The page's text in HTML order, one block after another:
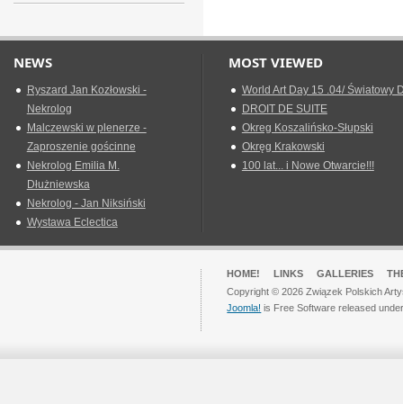
NEWS
Ryszard Jan Kozłowski -
Nekrolog
Malczewski w plenerze -
Zaproszenie gościnne
Nekrolog Emilia M.
Dłużniewska
Nekrolog - Jan Niksiński
Wystawa Eclectica
MOST VIEWED
World Art Day 15 .04/ Światowy
DROIT DE SUITE
Okreg Koszalińsko-Słupski
Okręg Krakowski
100 lat... i Nowe Otwarcie!!!
HOME! LINKS GALLERIES
Copyright © 2026 Związek Polskich
Joomla! is Free Software released